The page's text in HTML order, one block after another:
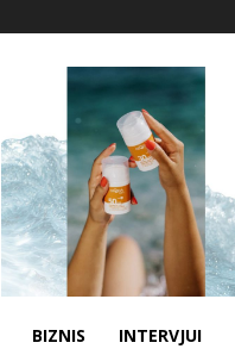
BIZNIS INTERVJUI